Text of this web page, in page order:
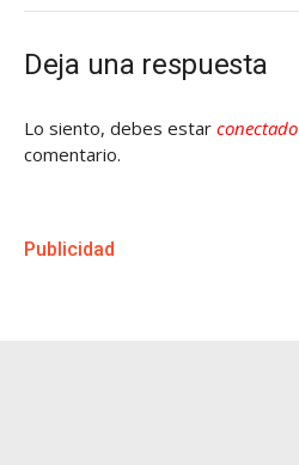
Deja una respuesta
Lo siento, debes estar conectado
comentario.
Publicidad